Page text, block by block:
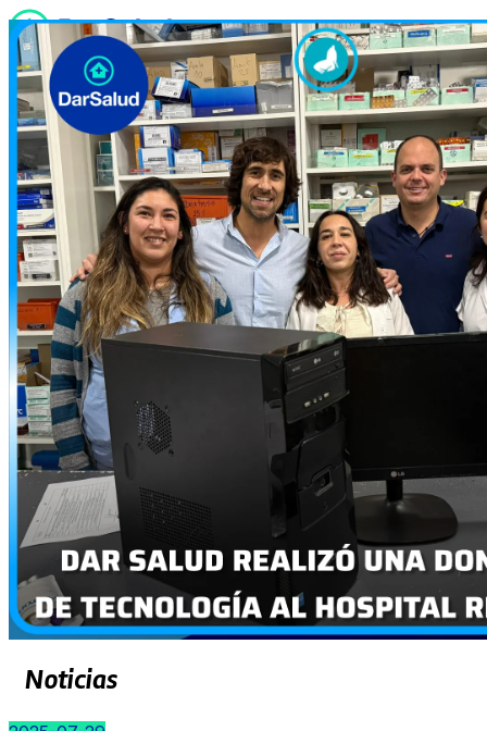
Quiénes somos Servicios NoticiasSucursalesContacto
Trabaja con nosotros
Noticias